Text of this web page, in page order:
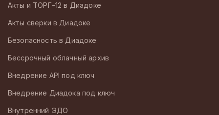
Акты и ТОРГ-12 в Диадоке
Акты сверки в Диадоке
Безопасность в Диадоке
Бессрочный облачный архив
Внедрение API под ключ
Внедрение Диадока под ключ
Внутренний ЭДО